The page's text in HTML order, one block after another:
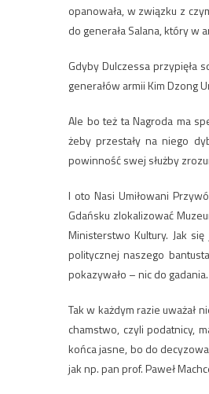
opanowała, w związku z
do generała Salana, który w
Gdyby Dulczessa przypięła
generałów armii Kim Dzong
Ale bo też ta Nagroda ma
żeby przestały na niego
powinność swej służby
I oto Nasi Umiłowani
Gdańsku zlokalizować
Ministerstwo Kultury. Jak
politycznej naszego
pokazywało – nic do gadania.
Tak w każdym razie uważał
chamstwo, czyli podatnicy,
końca jasne, bo do
jak np. pan prof. Paweł